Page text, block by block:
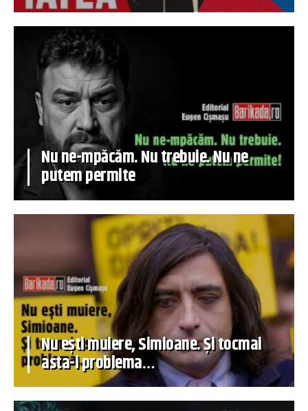
Nu ne-mpăcăm. Nu trebuie. Nu ne
putem permite
Nu ești muiere, Simioane. Și tocmai
asta-i problema…